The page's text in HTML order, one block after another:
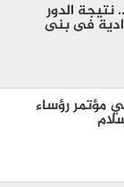
الدور
فى بنى
مؤتمر رؤساء